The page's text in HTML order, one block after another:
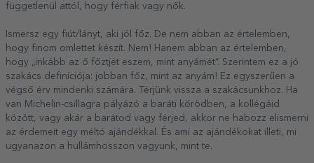
függetlenül attól, hogy férfiak vagy nők.
Ismersz egy fiút/lányt, aki jól főz. De nem abban az értelemben,
hogy finom omlettet készít. Nem! Hanem abban az értelemben,
hogy „inkább az ő főztjét eszem, mint anyámét”. Szerintem ez a jó
szakács definíciója: jobban főz, mint az anyám! Ez egyszerűen a
végső érv mindenki számára. Térjünk vissza a szakácsunkhoz. Ha
van Michelin-csillagra pályázó a baráti körödben, a kollégáid
között, vagy akár a barátod vagy férjed, akkor ne habozz elismerni
az érdemeit egy méltó ajándékkal. És ami az ajándékokat illeti, mi
ugyanazon a hullámhosszon vagyunk, mint te.